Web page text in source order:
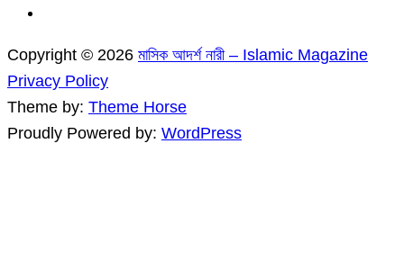
Copyright © 2026 মাসিক আদর্শ নারী – Islamic Magazine
Privacy Policy
Theme by: Theme Horse
Proudly Powered by: WordPress